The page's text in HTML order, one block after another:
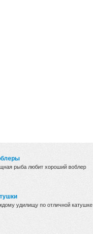
рыба любит хороший воблер
удилищу по отличной катушке